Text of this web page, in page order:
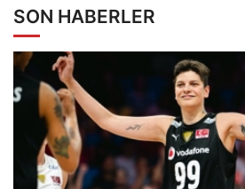
SON HABERLER